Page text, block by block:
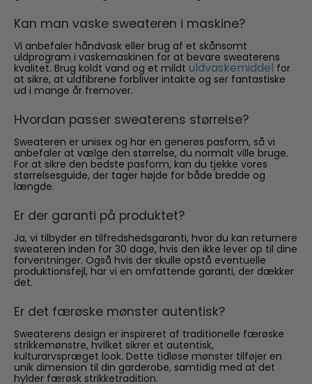
Kan man vaske sweateren i maskine?
Vi anbefaler håndvask eller brug af et skånsomt
uldprogram i vaskemaskinen for at bevare sweaterens
kvalitet. Brug koldt vand og et mildt uldvaskemiddel for
at sikre, at uldfibrene forbliver intakte og ser fantastiske
ud i mange år fremover.
Hvordan passer sweaterens størrelse?
Sweateren er unisex og har en generøs pasform, så vi
anbefaler at vælge den størrelse, du normalt ville bruge.
For at sikre den bedste pasform, kan du tjekke vores
størrelsesguide, der tager højde for både bredde og
længde.
Er der garanti på produktet?
Ja, vi tilbyder en tilfredshedsgaranti, hvor du kan returnere
sweateren inden for 30 dage, hvis den ikke lever op til dine
forventninger. Også hvis der skulle opstå eventuelle
produktionsfejl, har vi en omfattende garanti, der dækker
det.
Er det færøske mønster autentisk?
Sweaterens design er inspireret af traditionelle færøske
strikkemønstre, hvilket sikrer et autentisk,
kulturarvspræget look. Dette tidløse mønster tilføjer en
unik dimension til din garderobe, samtidig med at det
hylder færøsk strikketradition.